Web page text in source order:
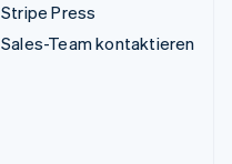
Stripe Press
Sales-Team kontaktieren